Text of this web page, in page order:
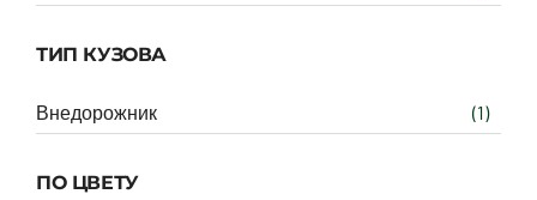
ТИП КУЗОВА
Внедорожник (1)
ПО ЦВЕТУ